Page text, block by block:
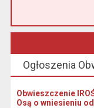
Ogłoszenia
Obwieszczenie
Osą o wniesieniu